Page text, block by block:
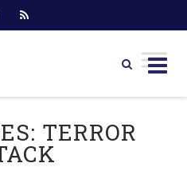
TERROR